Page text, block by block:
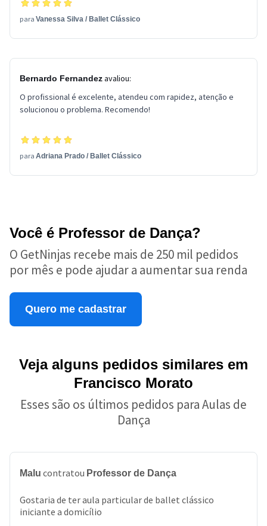
para Vanessa Silva / Ballet Clássico
Bernardo Fernandezavaliou:
O profissional é excelente, atendeu com rapidez, atenção e
solucionou o problema. Recomendo!
para Adriana Prado / Ballet Clássico
Você é Professor de Dança?
O GetNinjas recebe mais de 250 mil pedidos
por mês e pode ajudar a aumentar sua renda
Quero me cadastrar
Veja alguns pedidos similares em
Francisco Morato
Esses são os últimos pedidos para Aulas de
Dança
Malu contratou Professor de Dança
Gostaria de ter aula particular de ballet clássico
iniciante a domicílio